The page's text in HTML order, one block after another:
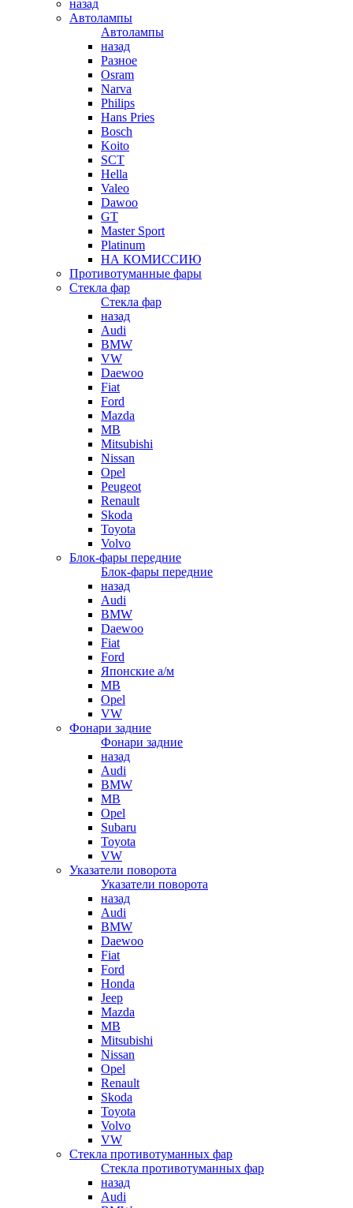
назад
Автолампы
Автолампы
назад
Разное
Osram
Narva
Philips
Hans Pries
Bosch
Koito
SCT
Hella
Valeo
Dawoo
GT
Master Sport
Platinum
НА КОМИССИЮ
Противотуманные фары
Стекла фар
Стекла фар
назад
Audi
BMW
VW
Daewoo
Fiat
Ford
Mazda
MB
Mitsubishi
Nissan
Opel
Peugeot
Renault
Skoda
Toyota
Volvo
Блок-фары передние
Блок-фары передние
назад
Audi
BMW
Daewoo
Fiat
Ford
Японские а/м
MB
Opel
VW
Фонари задние
Фонари задние
назад
Audi
BMW
MB
Opel
Subaru
Toyota
VW
Указатели поворота
Указатели поворота
назад
Audi
BMW
Daewoo
Fiat
Ford
Honda
Jeep
Mazda
MB
Mitsubishi
Nissan
Opel
Renault
Skoda
Toyota
Volvo
VW
Стекла противотуманных фар
Стекла противотуманных фар
назад
Audi